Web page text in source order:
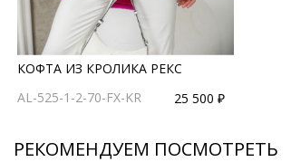
КОФТА ИЗ КРОЛИКА РЕКС
AL-525-1-2-70-FX-KR
25 500 ₽
РЕКОМЕНДУЕМ ПОСМОТРЕТЬ